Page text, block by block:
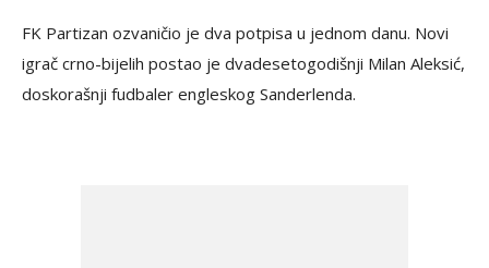
FK Partizan ozvaničio je dva potpisa u jednom danu. Novi
igrač crno-bijelih postao je dvadesetogodišnji Milan Aleksić,
doskorašnji fudbaler engleskog Sanderlenda.